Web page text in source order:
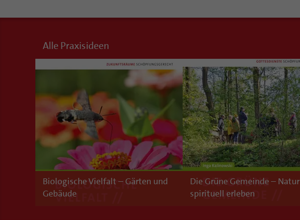
Alle Praxisideen
Biologische Vielfalt – Gärten und
Gebäude
Die Grüne Gemeinde – Natur
spirituell erleben